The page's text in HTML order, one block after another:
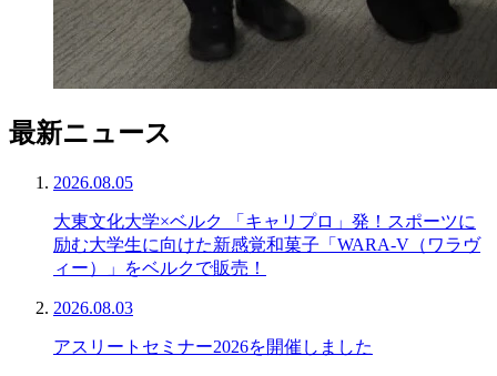
最新ニュース
2026.08.05
大東文化大学×ベルク 「キャリプロ」発！スポーツに
励む大学生に向けた新感覚和菓子「WARA-V（ワラヴ
ィー）」をベルクで販売！
2026.08.03
アスリートセミナー2026を開催しました